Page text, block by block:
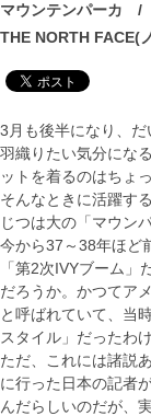
マウンテンパーカ /
THE NORTH FACE(
3月も後半になり、
羽織りたい気分にな
ットを着るのはちょ
そんなときに活躍す
じつは大の「マウン
今から37～38年ほど
「第2次IVYブーム
だろうか。かつてア
と呼ばれていて、当
スタイル」だったわけ
ただ、これには諸説
に行った日本の記者
んだらしいのだが、